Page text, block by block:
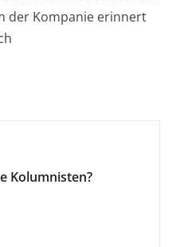
der Kompanie erinnert
Kolumnisten?